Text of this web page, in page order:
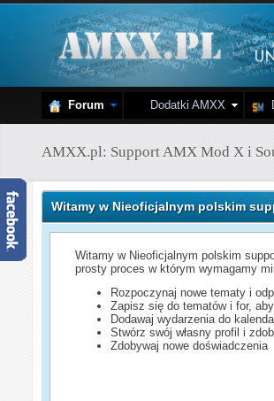
Forum Dodatki AMXX
AMXX.pl: Support AMX Mod X i
Witamy w Nieoficjalnym polskim
Witamy w Nieoficjalnym polskim
prosty proces w którym wymagamy
Rozpoczynaj nowe tematy i
Zapisz się do tematów i for,
Dodawaj wydarzenia do
Stwórz swój własny profil i
Zdobywaj nowe doświadczenia